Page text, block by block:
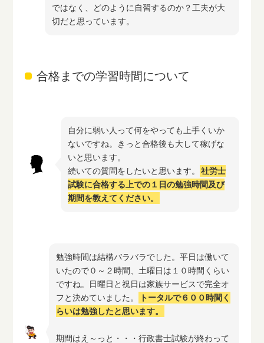
ではなく、どのように自習するのか？工夫が大
切だと思っています。
合格までの学習時間について
自分に弱い人って何をやっても上手くいか
ないですね。きっと合格後も大して稼げな
いと思います。
続いての質問をしたいと思います。
社労士
試験に合格する上での１日の勉強時間及び
期間を教えてください。
勉強時間は結構バラバラでした。平日は働いて
いたので０～２時間、土曜日は１０時間くらい
ですね。日曜日と祝日は家族サービスで完全オ
フと決めていました。
トータルで６００時間く
らいは勉強したと思います。
期間はえ～っと・・・行政書士試験が終わって